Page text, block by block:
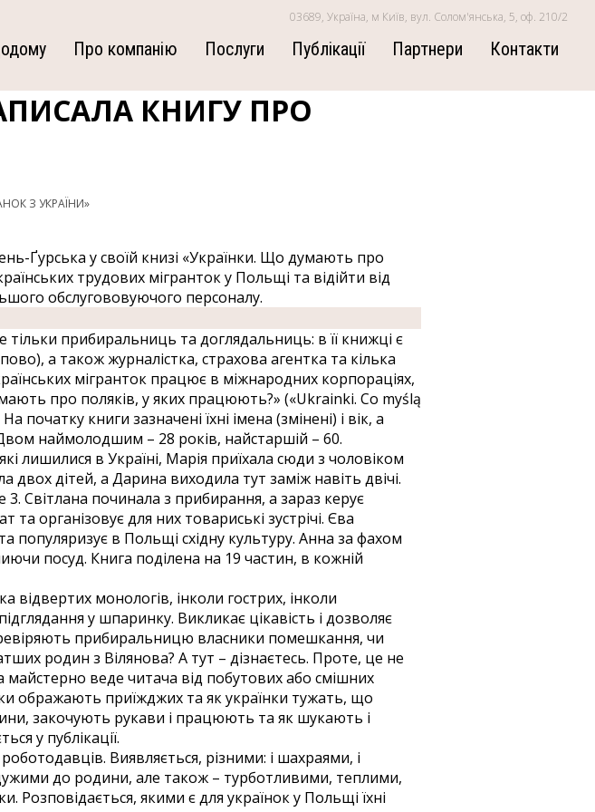
03689, Україна, м Київ, вул. Солом'янська, 5, оф. 210/2
Про компанію Послуги Публікації Партнери Контакти
КНИГУ ПРО
З УКРАЇНИ»
Ґурська у своїй книзі «Українки. Що думають про
трудових мігранток у Польщі та відійти від
обслугововуючого персоналу.
прибиральниць та доглядальниць: в її книжці є
а також журналістка, страхова агентка та кілька
мігранток працює в міжнародних корпораціях,
про поляків, у яких працюють?» («Ukrainki. Co myślą
книги зазначені їхні імена (змінені) і вік, а
Двом наймолодшим – 28 років, найстаршій – 60.
лишилися в Україні, Марія приїхала сюди з чоловіком
дітей, а Дарина виходила тут заміж навіть двічі.
Світлана починала з прибирання, а зараз керує
організовує для них товариські зустрічі. Єва
в Польщі східну культуру. Анна за фахом
посуд. Книга поділена на 19 частин, в кожній
відвертих монологів, інколи гострих, інколи
у шпаринку. Викликає цікавість і дозволяє
прибиральницю власники помешкання, чи
родин з Вілянова? А тут – дізнаєтесь. Проте, це не
майстерно веде читача від побутових або смішних
ображають приїжджих та як українки тужать, що
закочують рукави і працюють та як шукають і
у публікації.
Виявляється, різними: і шахраями, і
до родини, але також – турботливими, теплими,
якими є для українок у Польщі їхні